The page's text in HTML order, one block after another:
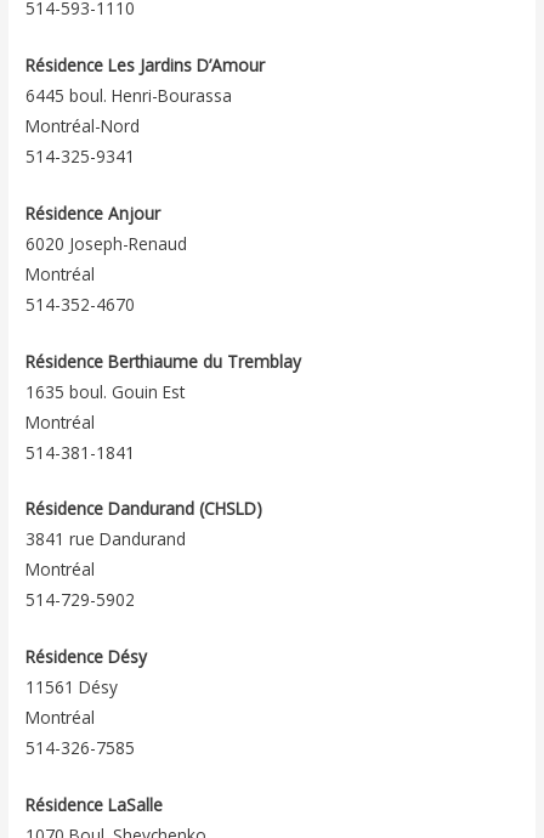
514-593-1110
Résidence Les Jardins D’Amour
6445 boul. Henri-Bourassa
Montréal-Nord
514-325-9341
Résidence Anjour
6020 Joseph-Renaud
Montréal
514-352-4670
Résidence Berthiaume du Tremblay
1635 boul. Gouin Est
Montréal
514-381-1841
Résidence Dandurand (CHSLD)
3841 rue Dandurand
Montréal
514-729-5902
Résidence Désy
11561 Désy
Montréal
514-326-7585
Résidence LaSalle